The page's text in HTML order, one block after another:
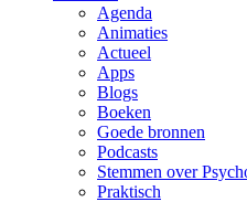
Agenda
Animaties
Actueel
Apps
Blogs
Boeken
Goede bronnen
Podcasts
Stemmen over
Praktisch